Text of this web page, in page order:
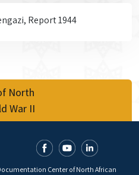
Report 1944
North
War II
Center of North African